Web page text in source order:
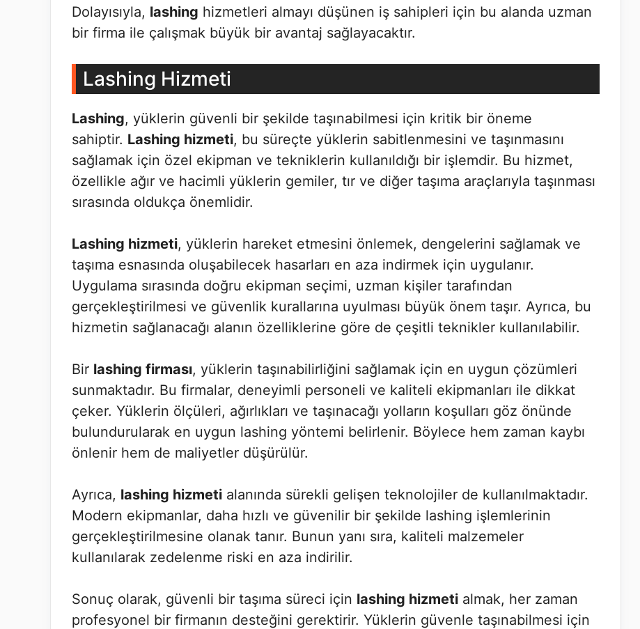
Dolayısıyla, lashing hizmetleri almayı düşünen iş sahipleri için bu alanda uzman
bir firma ile çalışmak büyük bir avantaj sağlayacaktır.
Lashing Hizmeti
Lashing, yüklerin güvenli bir şekilde taşınabilmesi için kritik bir öneme
sahiptir. Lashing hizmeti, bu süreçte yüklerin sabitlenmesini ve taşınmasını
sağlamak için özel ekipman ve tekniklerin kullanıldığı bir işlemdir. Bu hizmet,
özellikle ağır ve hacimli yüklerin gemiler, tır ve diğer taşıma araçlarıyla taşınması
sırasında oldukça önemlidir.
Lashing hizmeti, yüklerin hareket etmesini önlemek, dengelerini sağlamak ve
taşıma esnasında oluşabilecek hasarları en aza indirmek için uygulanır.
Uygulama sırasında doğru ekipman seçimi, uzman kişiler tarafından
gerçekleştirilmesi ve güvenlik kurallarına uyulması büyük önem taşır. Ayrıca, bu
hizmetin sağlanacağı alanın özelliklerine göre de çeşitli teknikler kullanılabilir.
Bir lashing firması, yüklerin taşınabilirliğini sağlamak için en uygun çözümleri
sunmaktadır. Bu firmalar, deneyimli personeli ve kaliteli ekipmanları ile dikkat
çeker. Yüklerin ölçüleri, ağırlıkları ve taşınacağı yolların koşulları göz önünde
bulundurularak en uygun lashing yöntemi belirlenir. Böylece hem zaman kaybı
önlenir hem de maliyetler düşürülür.
Ayrıca, lashing hizmeti alanında sürekli gelişen teknolojiler de kullanılmaktadır.
Modern ekipmanlar, daha hızlı ve güvenilir bir şekilde lashing işlemlerinin
gerçekleştirilmesine olanak tanır. Bunun yanı sıra, kaliteli malzemeler
kullanılarak zedelenme riski en aza indirilir.
Sonuç olarak, güvenli bir taşıma süreci için lashing hizmeti almak, her zaman
profesyonel bir firmanın desteğini gerektirir. Yüklerin güvenle taşınabilmesi için